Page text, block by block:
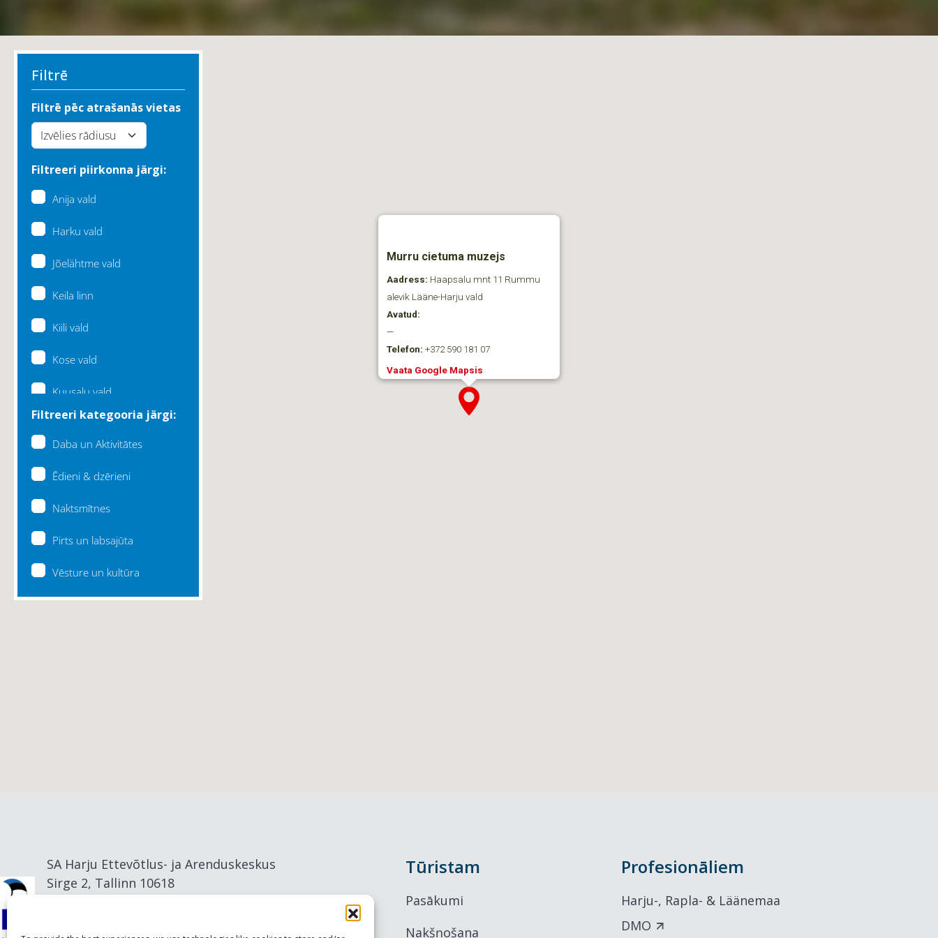
Filtrē
Filtrē pēc atrašanās vietas
Filtreeri piirkonna järgi:
Anija vald
Harku vald
Jõelähtme vald
Keila linn
Kiili vald
Kose vald
Kuusalu vald
Lääne-Harju vald
Filtreeri kategooria järgi:
Daba un Aktivitātes
Ēdieni & dzērieni
Naktsmītnes
Pirts un labsajūta
Vēsture un kultūra
Murru cietuma muzejs
Aadress: Haapsalu mnt 11 Rummu
alevik Lääne-Harju vald
Avatud:
—
Telefon: +372 590 181 07
Vaata Google Mapsis
SA Harju Ettevõtlus- ja Arenduskeskus
Sirge 2, Tallinn 10618
Tūristam
Pasākumi
Nakšņošana
Profesionāliem
Harju-, Rapla- & Läänemaa
DMO